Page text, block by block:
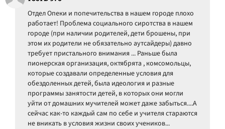
Отдел Опеки и попечительства в нашем городе плохо
работает! Проблема социального сиротства в нашем
городе (при наличии родителей, дети брошены, при
этом их родители не обязательно аутсайдеры) давно
требует пристального внимания ... Раньше была
пионерская организация, октябрята , комсомольцы,
которые создавали определенные условия для
обездоленных детей, была идеология и разные
программы занятости детей, в которых они могли
уйти от домашних мучителей может даже забыться....А
сейчас как-то каждый сам по себе и учителя стараются
не вникать в условия жизни своих учеников...